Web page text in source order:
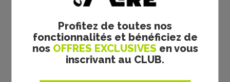
Profitez de toutes nos
fonctionnalités et bénéficiez de
nos OFFRES EXCLUSIVES en vous
inscrivant au CLUB.